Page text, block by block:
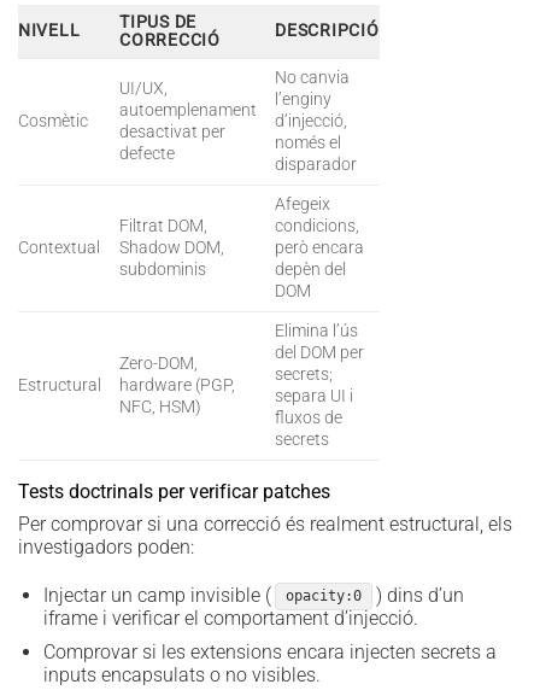
NIVELL
TIPUS DE
CORRECCIÓ
DESCRIPCIÓ
Cosmètic
UI/UX,
autoemplenament
desactivat per
defecte
No canvia
l’enginy
d’injecció,
només el
disparador
Contextual
Filtrat DOM,
Shadow DOM,
subdominis
Afegeix
condicions,
però encara
depèn del
DOM
Estructural
Zero-DOM,
hardware (PGP,
NFC, HSM)
Elimina l’ús
del DOM per
secrets;
separa UI i
fluxos de
secrets
Tests doctrinals per verificar patches
Per comprovar si una correcció és realment estructural, els
investigadors poden:
Injectar un camp invisible ( opacity:0
) dins d’un
iframe i verificar el comportament d’injecció.
Comprovar si les extensions encara injecten secrets a
inputs encapsulats o no visibles.